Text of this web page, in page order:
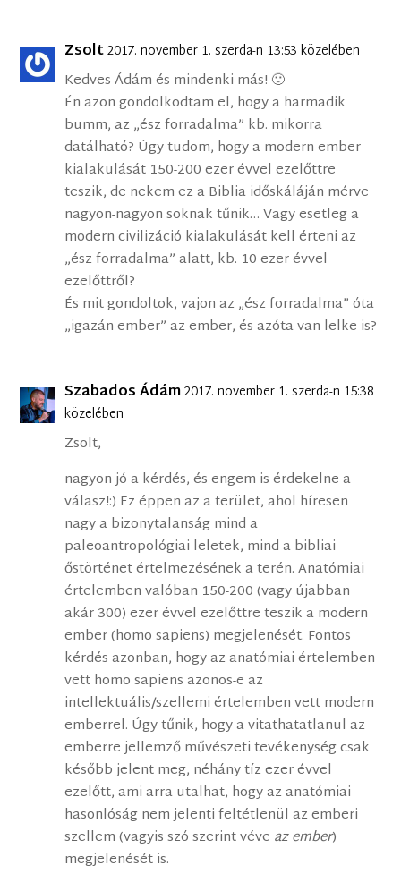
Zsolt2017. november 1. szerda-n 13:53 közelében
Kedves Ádám és mindenki más! 🙂
Én azon gondolkodtam el, hogy a harmadik
bumm, az „ész forradalma” kb. mikorra
datálható? Úgy tudom, hogy a modern ember
kialakulását 150-200 ezer évvel ezelőttre
teszik, de nekem ez a Biblia időskáláján mérve
nagyon-nagyon soknak tűnik… Vagy esetleg a
modern civilizáció kialakulását kell érteni az
„ész forradalma” alatt, kb. 10 ezer évvel
ezelőttről?
És mit gondoltok, vajon az „ész forradalma” óta
„igazán ember” az ember, és azóta van lelke is?
Szabados Ádám2017. november 1. szerda-n 15:38
közelében
Zsolt,
nagyon jó a kérdés, és engem is érdekelne a
válasz!:) Ez éppen az a terület, ahol híresen
nagy a bizonytalanság mind a
paleoantropológiai leletek, mind a bibliai
őstörténet értelmezésének a terén. Anatómiai
értelemben valóban 150-200 (vagy újabban
akár 300) ezer évvel ezelőttre teszik a modern
ember (homo sapiens) megjelenését. Fontos
kérdés azonban, hogy az anatómiai értelemben
vett homo sapiens azonos-e az
intellektuális/szellemi értelemben vett modern
emberrel. Úgy tűnik, hogy a vitathatatlanul az
emberre jellemző művészeti tevékenység csak
később jelent meg, néhány tíz ezer évvel
ezelőtt, ami arra utalhat, hogy az anatómiai
hasonlóság nem jelenti feltétlenül az emberi
szellem (vagyis szó szerint véve az ember)
megjelenését is.